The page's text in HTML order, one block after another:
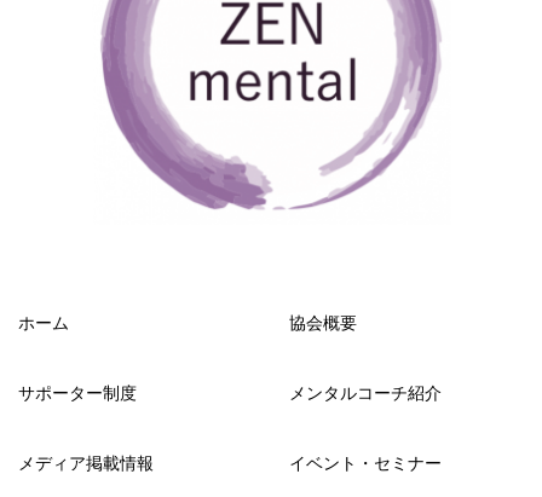
ホーム 協会概要
サポーター制度 メンタルコーチ紹介
メディア掲載情報 イベント・セミナー